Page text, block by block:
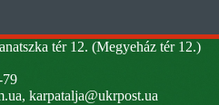
tér 12. (Megyeház tér 12.)
79
, karpatalja@ukrpost.ua